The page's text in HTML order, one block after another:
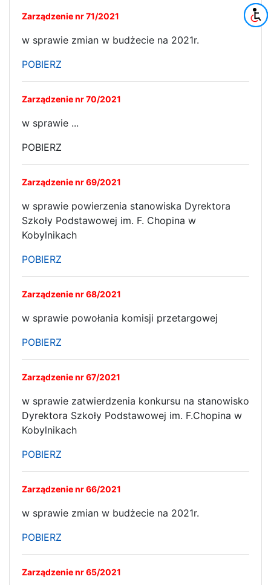
Zarządzenie nr 71/2021
w sprawie zmian w budżecie na 2021r.
POBIERZ
Zarządzenie nr 70/2021
w sprawie ...
POBIERZ
Zarządzenie nr 69/2021
w sprawie powierzenia stanowiska Dyrektora
Szkoły Podstawowej im. F. Chopina w
Kobylnikach
POBIERZ
Zarządzenie nr 68/2021
w sprawie powołania komisji przetargowej
POBIERZ
Zarządzenie nr 67/2021
w sprawie zatwierdzenia konkursu na stanowisko
Dyrektora Szkoły Podstawowej im. F.Chopina w
Kobylnikach
POBIERZ
Zarządzenie nr 66/2021
w sprawie zmian w budżecie na 2021r.
POBIERZ
Zarządzenie nr 65/2021